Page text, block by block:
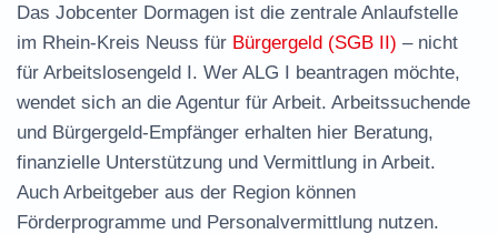
Das Jobcenter Dormagen ist die zentrale Anlaufstelle
im Rhein-Kreis Neuss für Bürgergeld (SGB II) – nicht
für Arbeitslosengeld I. Wer ALG I beantragen möchte,
wendet sich an die Agentur für Arbeit. Arbeitssuchende
und Bürgergeld-Empfänger erhalten hier Beratung,
finanzielle Unterstützung und Vermittlung in Arbeit.
Auch Arbeitgeber aus der Region können
Förderprogramme und Personalvermittlung nutzen.